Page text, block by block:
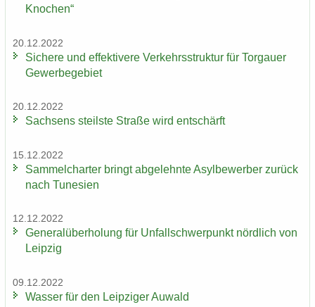
Kno­chen“
20.12.2022
Si­che­re und ef­fek­ti­ve­re Ver­kehrs­struk­tur für Tor­gau­er
Ge­wer­be­ge­biet
20.12.2022
Sach­sens steils­te Stra­ße wird ent­schärft
15.12.2022
Sam­mel­char­ter bringt ab­ge­lehn­te Asyl­be­wer­ber zu­rück
nach Tu­ne­si­en
12.12.2022
Ge­ne­ral­über­ho­lung für Un­fall­schwer­punkt nörd­lich von
Leip­zig
09.12.2022
Was­ser für den Leip­zi­ger Au­wald